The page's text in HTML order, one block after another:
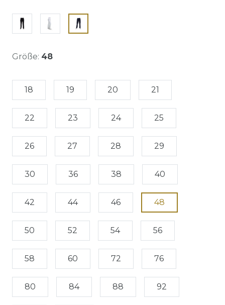
Größe: 48
18 19 20 21
22 23 24 25
26 27 28 29
30 36 38 40
42 44 46 48
50 52 54 56
58 60 72 76
80 84 88 92